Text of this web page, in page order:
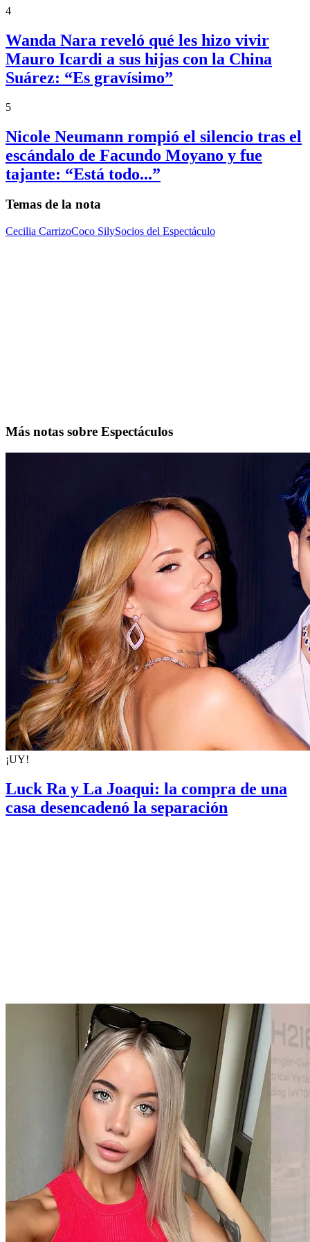
4
Wanda Nara reveló qué les hizo vivir
Mauro Icardi a sus hijas con la China
Suárez: “Es gravísimo”
5
Nicole Neumann rompió el silencio tras el
escándalo de Facundo Moyano y fue
tajante: “Está todo...”
Temas de la nota
Cecilia CarrizoCoco SilySocios del Espectáculo
Más notas sobre Espectáculos
¡UY!
Luck Ra y La Joaqui: la compra de una
casa desencadenó la separación